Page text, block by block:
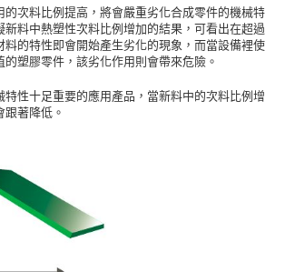
次料比例提高，將會嚴重劣化合成零件的機械特
料中熱塑性次料比例增加的結果，可看出在超過
的特性即會開始產生劣化的現象，而當設備裡使
塑膠零件，該劣化作用則會帶來危險。
性十足重要的應用產品，當新料中的次料比例增
著降低。